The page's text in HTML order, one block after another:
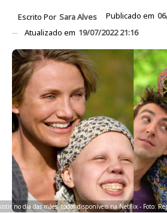
Escrito Por Sara Alves Publicado em
Atualizado em 19/07/2022 21:16
no dia das mães, todos disponíveis na Netflix - Foto: